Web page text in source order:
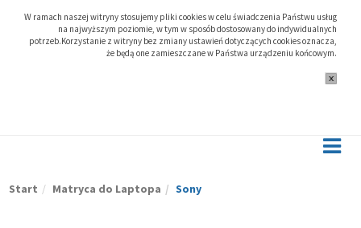
W ramach naszej witryny stosujemy pliki cookies w celu świadczenia Państwu usług
na najwyższym poziomie, w tym w sposób dostosowany do indywidualnych
potrzeb.Korzystanie z witryny bez zmiany ustawień dotyczących cookies oznacza,
że będą one zamieszczane w Państwa urządzeniu końcowym.
Start Matryca do Laptopa Sony